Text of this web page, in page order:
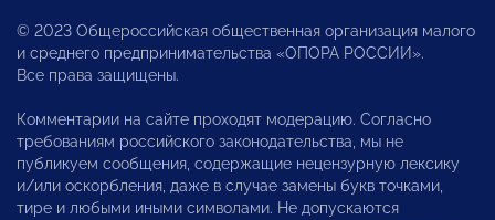
© 2023 Общероссийская общественная организация малого
и среднего предпринимательства «ОПОРА РОССИИ».
Все права защищены.
Комментарии на сайте проходят модерацию. Согласно
требованиям российского законодательства, мы не
публикуем сообщения, содержащие нецензурную лексику
и/или оскорбления, даже в случае замены букв точками,
тире и любыми иными символами. Не допускаются